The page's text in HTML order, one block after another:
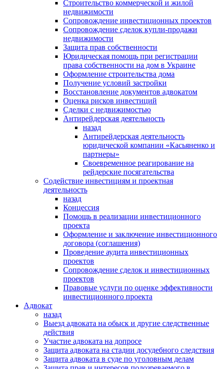
Строительство коммерческой и жилой
недвижимости
Сопровождение инвестиционных проектов
Сопровождение сделок купли-продажи
недвижимости
Защита прав собственности
Юридическая помощь при регистрации
права собственности на дом в Украине
Оформление строительства дома
Получение условий застройки
Восстановление документов адвокатом
Оценка рисков инвестиций
Сделки с недвижимостью
Антирейдерская деятельность
назад
Антирейдерская деятельность
юридической компании «Касьяненко и
партнеры»
Своевременное реагирование на
рейдерские посягательства
Содействие инвестициям и проектная
деятельность
назад
Концессия
Помощь в реализации инвестиционного
проекта
Оформление и заключение инвестиционного
договора (соглашения)
Проведение аудита инвестиционных
проектов
Сопровождение сделок и инвестиционных
проектов
Правовые услуги по оценке эффективности
инвестиционного проекта
Адвокат
назад
Выезд адвоката на обыск и другие следственные
действия
Участие адвоката на допросе
Защита адвоката на стадии досудебного следствия
Защита адвоката в суде по уголовным делам